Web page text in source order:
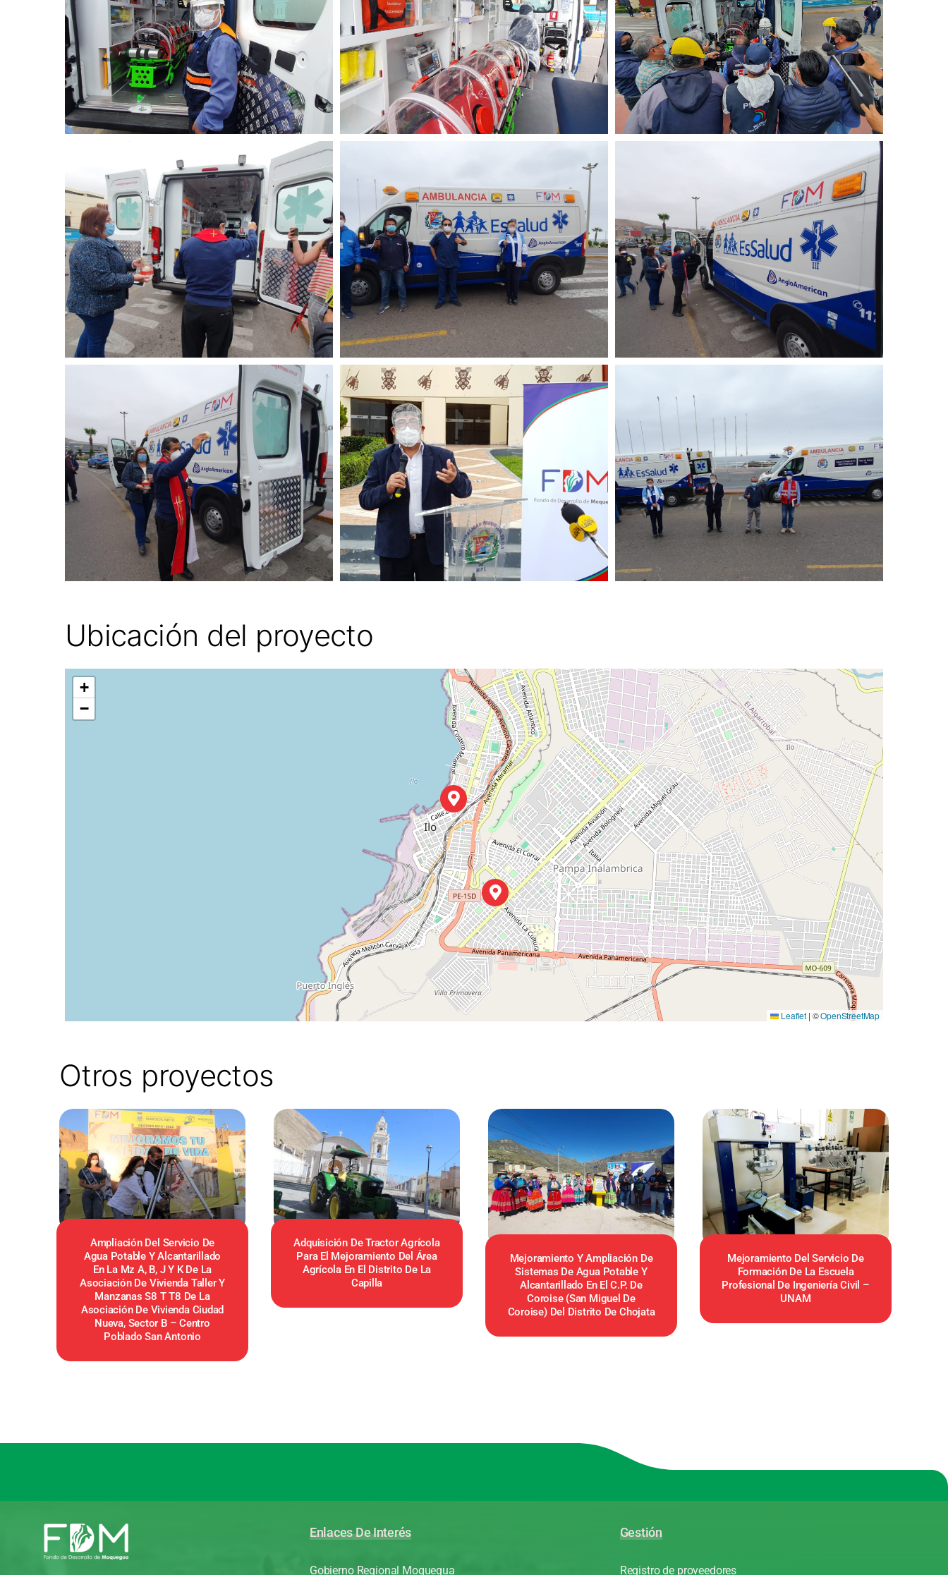
Ubicación del proyecto
+
−
Leaflet | ©OpenStreetMap
Otros proyectos
Ampliación Del Servicio De
Agua Potable Y Alcantarillado
En La Mz A, B, J Y K De La
Asociación De Vivienda Taller Y
Manzanas S8 T T8 De La
Asociación De Vivienda Ciudad
Nueva, Sector B – Centro
Poblado San Antonio
Adquisición De Tractor Agrícola
Para El Mejoramiento Del Área
Agrícola En El Distrito De La
Capilla
Mejoramiento Y Ampliación De
Sistemas De Agua Potable Y
Alcantarillado En El C.P. De
Coroise (San Miguel De
Coroise) Del Distrito De Chojata
Mejoramiento Del Servicio De
Formación De La Escuela
Profesional De Ingeniería Civil –
UNAM
Enlaces De Interés
Gobierno Regional Moquegua
Gestión
Registro de proveedores